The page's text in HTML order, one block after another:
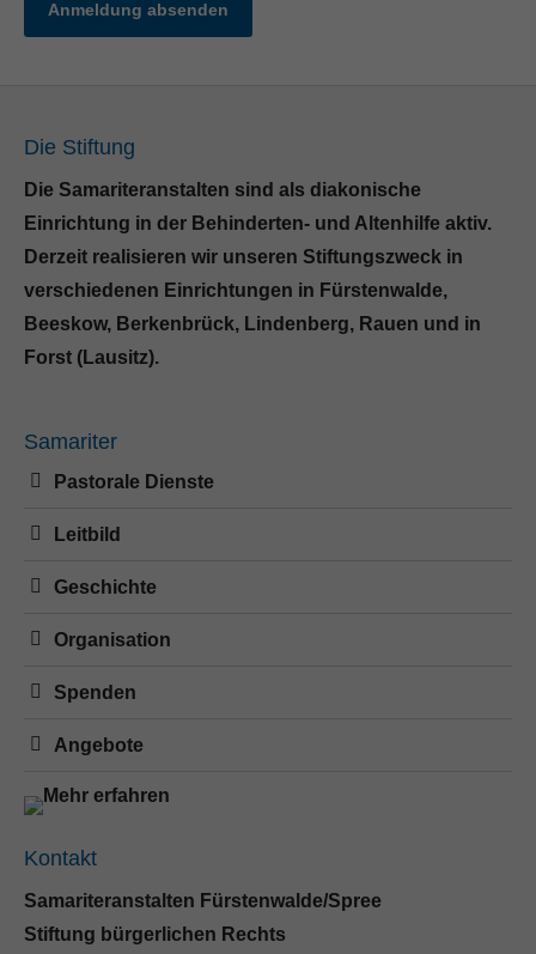
Anmeldung absenden
Die Stiftung
Die Samariteranstalten sind als diakonische
Einrichtung in der Behinderten- und Altenhilfe aktiv.
Derzeit realisieren wir unseren Stiftungszweck in
verschiedenen Einrichtungen in Fürstenwalde,
Beeskow, Berkenbrück, Lindenberg, Rauen und in
Forst (Lausitz).
Samariter
Pastorale Dienste
Leitbild
Geschichte
Organisation
Spenden
Angebote
Kontakt
Samariteranstalten Fürstenwalde/Spree
Stiftung bürgerlichen Rechts